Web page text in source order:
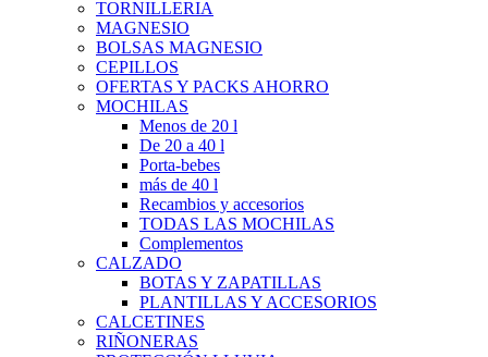
TORNILLERIA
MAGNESIO
BOLSAS MAGNESIO
CEPILLOS
OFERTAS Y PACKS AHORRO
MOCHILAS
Menos de 20 l
De 20 a 40 l
Porta-bebes
más de 40 l
Recambios y accesorios
TODAS LAS MOCHILAS
Complementos
CALZADO
BOTAS Y ZAPATILLAS
PLANTILLAS Y ACCESORIOS
CALCETINES
RIÑONERAS